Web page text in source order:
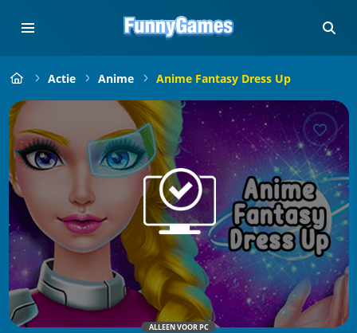
Actie Anime Anime Fantasy Dress Up
ALLEEN VOOR PC